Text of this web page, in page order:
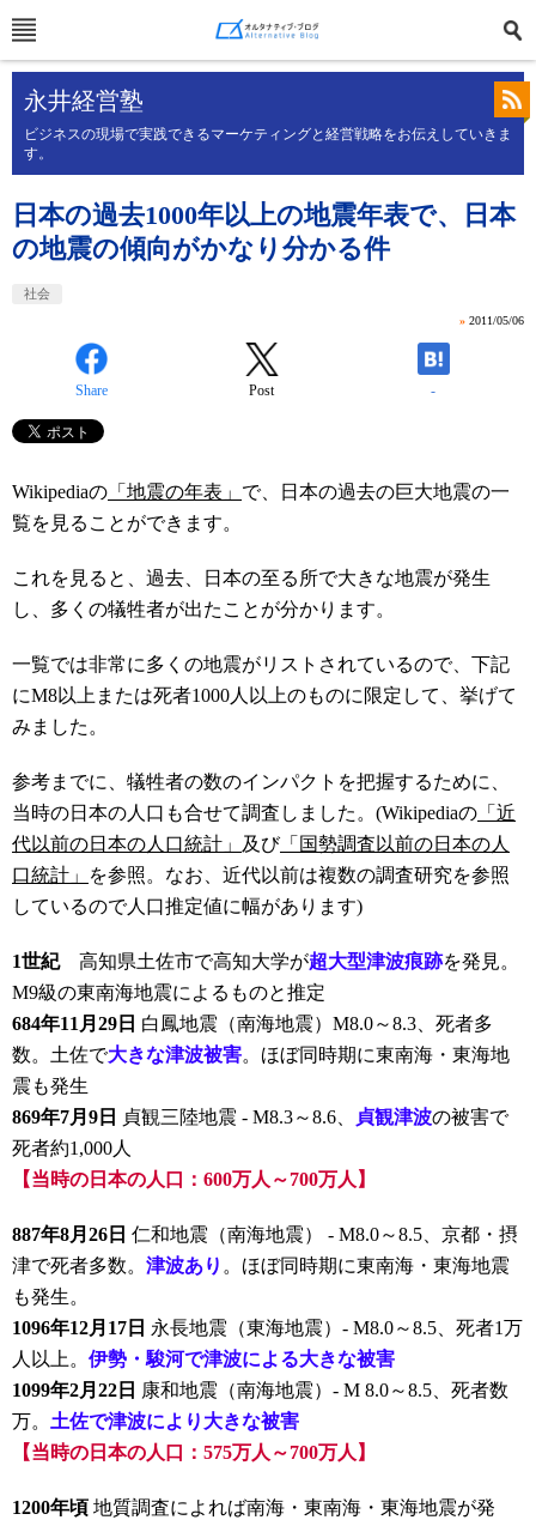
永井経営塾
ビジネスの現場で実践できるマーケティングと経営戦略をお伝えしていきま
す。
日本の過去1000年以上の地震年表で、日本
の地震の傾向がかなり分かる件
社会
» 2011/05/06
Share Post -
Wikipediaの 「地震の年表」 で、日本の過去の巨大地震の一
覧を見ることができます。
これを見ると、過去、日本の至る所で大きな地震が発生
し、多くの犠牲者が出たことが分かります。
一覧では非常に多くの地震がリストされているので、下記
にM8以上または死者1000人以上のものに限定して、挙げて
みました。
参考までに、犠牲者の数のインパクトを把握するために、
当時の日本の人口も合せて調査しました。(Wikipediaの 「近
代以前の日本の人口統計」
及び「国勢調査以前の日本の人
口統計」
を参照。なお、近代以前は複数の調査研究を参照
しているので人口推定値に幅があります)
1世紀高知県土佐市で高知大学が超大型津波痕跡を発見。
M9級の東南海地震によるものと推定
684年11月29日 白鳳地震（南海地震）M8.0～8.3、死者多
数。土佐で大きな津波被害。ほぼ同時期に東南海・東海地
震も発生
869年7月9日
貞観三陸地震 - M8.3～8.6、 貞観津波の被害で
死者約1,000人
【当時の日本の人口：600万人～700万人】
887年8月26日 仁和地震（南海地震） - M8.0～8.5、京都・摂
津で死者多数。 津波あり 。ほぼ同時期に東南海・東海地震
も発生。
1096年12月17日 永長地震（東海地震）- M8.0～8.5、死者1万
人以上。 伊勢・駿河で津波による大きな被害
1099年2月22日 康和地震（南海地震）- M 8.0～8.5、死者数
万。 土佐で津波により大きな被害
【当時の日本の人口：575万人～700万人】
1200年頃 地質調査によれば南海・東南海・東海地震が発